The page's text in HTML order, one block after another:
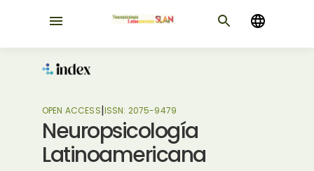
OPEN ACCESS|ISSN: 2075-9479
Neuropsicología
Latinoamericana